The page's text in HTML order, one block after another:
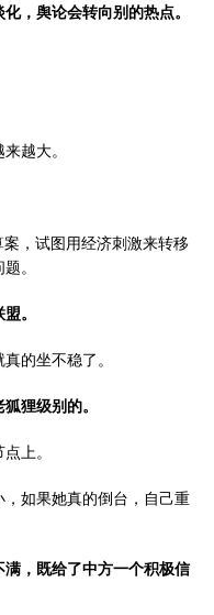
，舆论会转向别的热点。
越大。
，试图用经济刺激来转移
。
。
的坐不稳了。
狸级别的。
上。
如果她真的倒台，自己重
，既给了中方一个积极信